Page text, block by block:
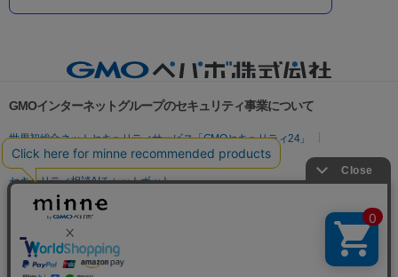
GMOインターネットグループのセキュリティ事業について
世界初総合ネットセキュリティサービス「GMOセキュリティ24」
パスワード漏洩診断
Webサイトリスク診断
セキュリティ相談AIチャットボット
実在証明・盗聴対策
サイバー攻撃対策（GMO Flatt Security）
セキュリティ事業の軌跡